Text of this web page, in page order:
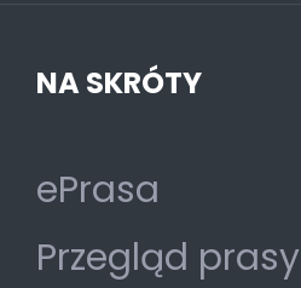
NA SKRÓTY
ePrasa
Przegląd prasy